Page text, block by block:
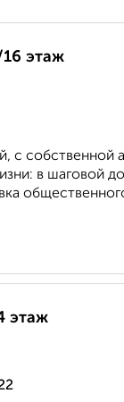
16 этаж
с собственной
в шаговой
этаж